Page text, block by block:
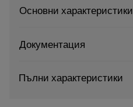
Основни характеристики
Документация
Пълни характеристики